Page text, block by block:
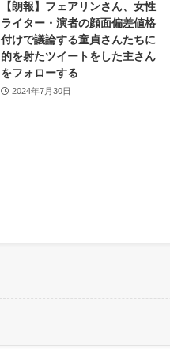
【朗報】フェアリンさん、女性
ライター・演者の顔面偏差値格
付けで議論する童貞さんたちに
的を射たツイートをした主さん
をフォローする
2024年7月30日